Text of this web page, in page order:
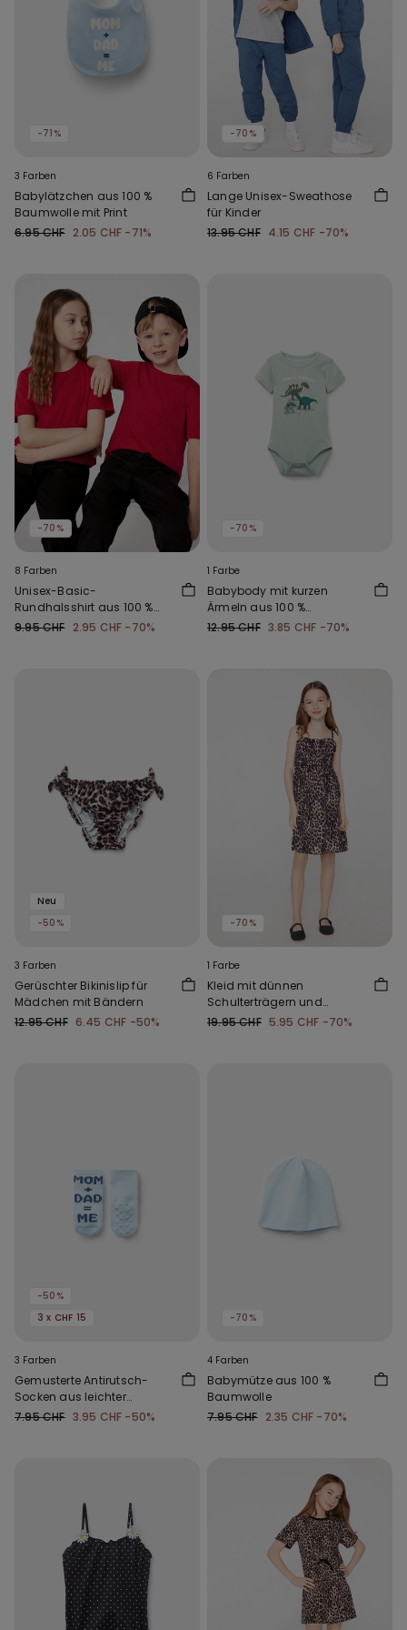
-71%
3 Farben
Babylätzchen aus 100 %
Baumwolle mit Print
6.95 CHF 2.05 CHF -71%
-70%
6 Farben
Lange Unisex-Sweathose
für Kinder
13.95 CHF 4.15 CHF -70%
-70%
8 Farben
Unisex-Basic-
Rundhalsshirt aus 100 %
Baumwolle für Kinder
9.95 CHF 2.95 CHF -70%
-70%
1 Farbe
Babybody mit kurzen
Ärmeln aus 100 %
Baumwolle
12.95 CHF 3.85 CHF -70%
Neu
-50%
3 Farben
Gerüschter Bikinislip für
Mädchen mit Bändern
12.95 CHF 6.45 CHF -50%
-70%
1 Farbe
Kleid mit dünnen
Schulterträgern und
Raffung aus Viskosetuch
19.95 CHF 5.95 CHF -70%
-50%
3 x CHF 15
3 Farben
Gemusterte Antirutsch-
Socken aus leichter
Baumwolle für Babys
7.95 CHF 3.95 CHF -50%
-70%
4 Farben
Babymütze aus 100 %
Baumwolle
7.95 CHF 2.35 CHF -70%